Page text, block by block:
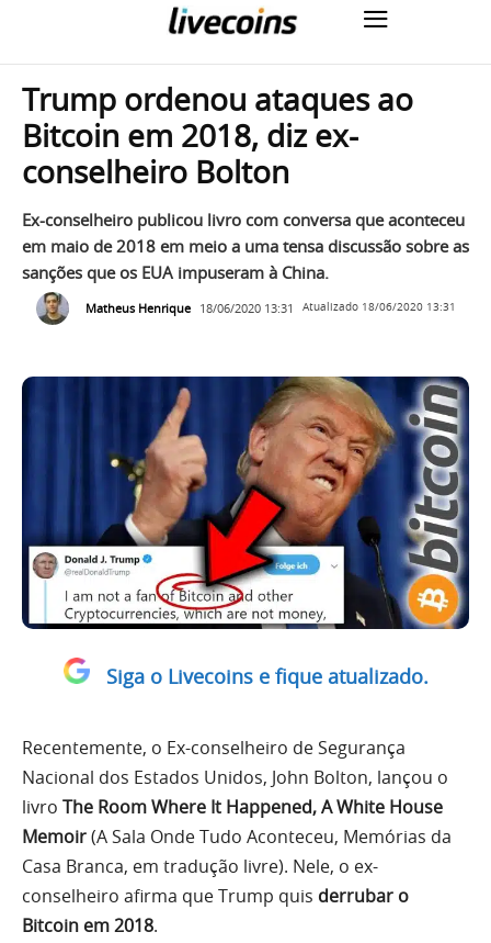
Trump ordenou ataques ao
Bitcoin em 2018, diz ex-
conselheiro Bolton
Ex-conselheiro publicou livro com conversa que aconteceu
em maio de 2018 em meio a uma tensa discussão sobre as
sanções que os EUA impuseram à China.
Matheus Henrique 18/06/2020 13:31 Atualizado 18/06/2020 13:31
Siga o Livecoins e fique atualizado.
Recentemente, o Ex-conselheiro de Segurança
Nacional dos Estados Unidos, John Bolton, lançou o
livro The Room Where It Happened, A White House
Memoir(A Sala Onde Tudo Aconteceu, Memórias da
Casa Branca, em tradução livre). Nele, o ex-
conselheiro afirma que Trump quis derrubar o
Bitcoin em 2018.